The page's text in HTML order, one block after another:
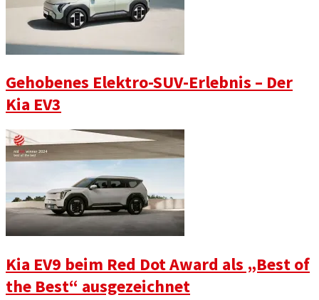
Gehobenes Elektro-SUV-Erlebnis – Der
Kia EV3
Kia EV9 beim Red Dot Award als „Best of
the Best“ ausgezeichnet